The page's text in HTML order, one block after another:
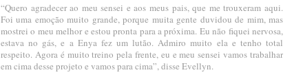
“Quero agradecer ao meu sensei e aos meus pais, que me trouxeram aqui.
Foi uma emoção muito grande, porque muita gente duvidou de mim, mas
mostrei o meu melhor e estou pronta para a próxima. Eu não fiquei nervosa,
estava no gás, e a Enya fez um lutão. Admiro muito ela e tenho total
respeito. Agora é muito treino pela frente, eu e meu sensei vamos trabalhar
em cima desse projeto e vamos para cima”, disse Evellyn.